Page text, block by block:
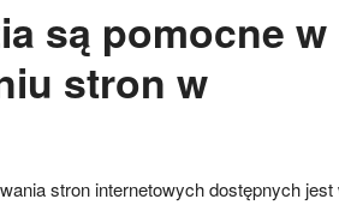
są pomocne w
stron w
stron internetowych dostępnych jest